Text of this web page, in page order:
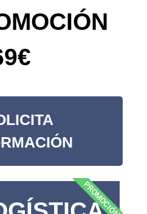
PROMOCIÓN